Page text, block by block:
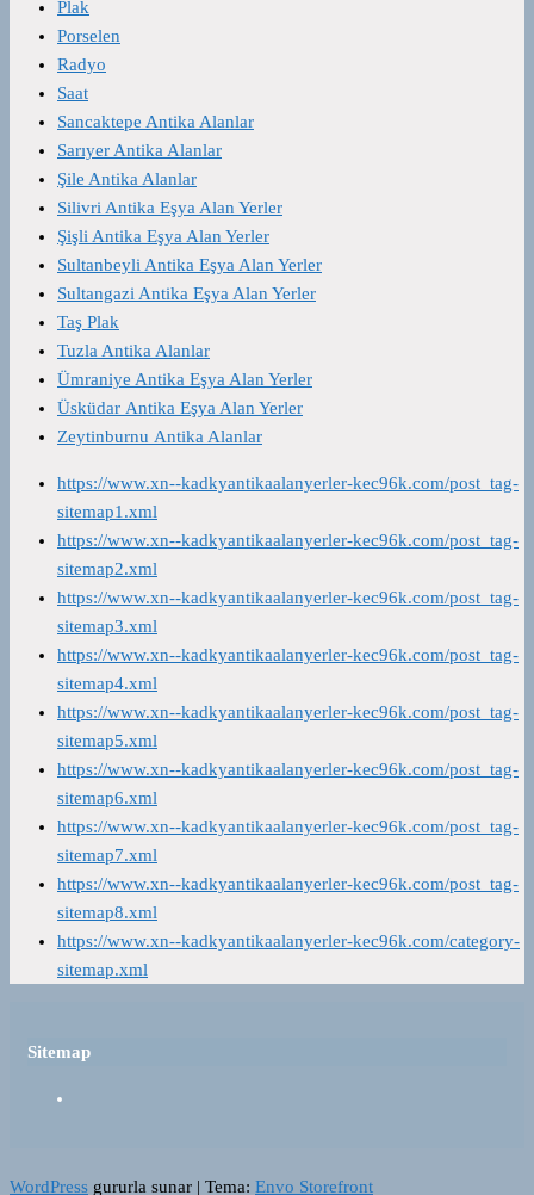
Plak
Porselen
Radyo
Saat
Sancaktepe Antika Alanlar
Sarıyer Antika Alanlar
Şile Antika Alanlar
Silivri Antika Eşya Alan Yerler
Şişli Antika Eşya Alan Yerler
Sultanbeyli Antika Eşya Alan Yerler
Sultangazi Antika Eşya Alan Yerler
Taş Plak
Tuzla Antika Alanlar
Ümraniye Antika Eşya Alan Yerler
Üsküdar Antika Eşya Alan Yerler
Zeytinburnu Antika Alanlar
https://www.xn--kadkyantikaalanyerler-kec96k.com/post_tag-
sitemap1.xml
https://www.xn--kadkyantikaalanyerler-kec96k.com/post_tag-
sitemap2.xml
https://www.xn--kadkyantikaalanyerler-kec96k.com/post_tag-
sitemap3.xml
https://www.xn--kadkyantikaalanyerler-kec96k.com/post_tag-
sitemap4.xml
https://www.xn--kadkyantikaalanyerler-kec96k.com/post_tag-
sitemap5.xml
https://www.xn--kadkyantikaalanyerler-kec96k.com/post_tag-
sitemap6.xml
https://www.xn--kadkyantikaalanyerler-kec96k.com/post_tag-
sitemap7.xml
https://www.xn--kadkyantikaalanyerler-kec96k.com/post_tag-
sitemap8.xml
https://www.xn--kadkyantikaalanyerler-kec96k.com/category-
sitemap.xml
Sitemap
WordPress gururla sunar | Tema: Envo Storefront